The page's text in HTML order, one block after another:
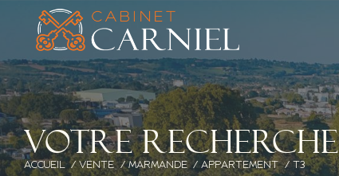
Votre recherche
ACCUEIL VENTE MARMANDE APPARTEMENT T3